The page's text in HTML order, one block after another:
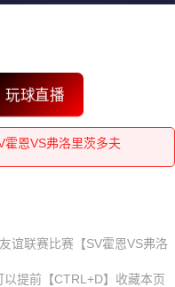
玩球直播
恩VS弗洛里茨多夫
恩VS弗洛里茨多夫
恩VS弗洛里茨多夫
恩VS弗洛里茨多夫
恩VS弗洛里茨多夫
谊联赛比赛【SV霍恩VS弗洛
提前【CTRL+D】收藏本页